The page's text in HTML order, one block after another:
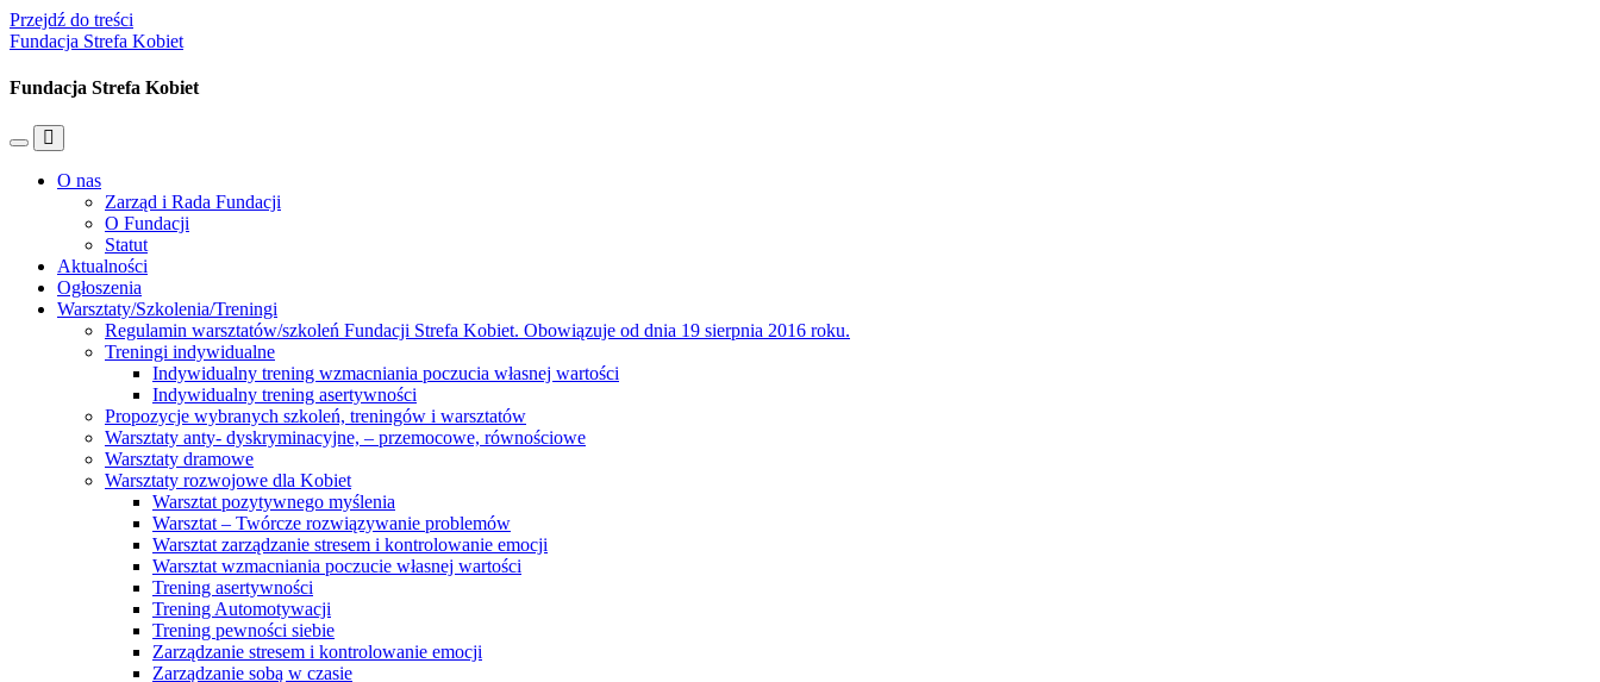
Przejdź do treści
Fundacja Strefa Kobiet
Fundacja Strefa Kobiet
Przełącz
mobilne
Przełącz
pole
wyszukiwania
O nas
Zarząd i Rada Fundacji
O Fundacji
Statut
Aktualności
Ogłoszenia
Warsztaty/Szkolenia/Treningi
Regulamin warsztatów/szkoleń Fundacji Strefa Kobiet. Obowiązuje od dnia 19 sierpnia 2016 roku.
Treningi indywidualne
Indywidualny trening wzmacniania poczucia własnej wartości
Indywidualny trening asertywności
Propozycje wybranych szkoleń, treningów i warsztatów
Warsztaty anty- dyskryminacyjne, – przemocowe, równościowe
Warsztaty dramowe
Warsztaty rozwojowe dla Kobiet
Warsztat pozytywnego myślenia
Warsztat – Twórcze rozwiązywanie problemów
Warsztat zarządzanie stresem i kontrolowanie emocji
Warsztat wzmacniania poczucie własnej wartości
Trening asertywności
Trening Automotywacji
Trening pewności siebie
Zarządzanie stresem i kontrolowanie emocji
Zarządzanie sobą w czasie